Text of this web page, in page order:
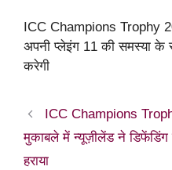
ICC Champions Trophy
अपनी प्लेइंग 11 की समस्या के
करेगी
ICC Champions
मुकाबले में न्यूज़ीलेंड ने डिफेंडिंग
हराया